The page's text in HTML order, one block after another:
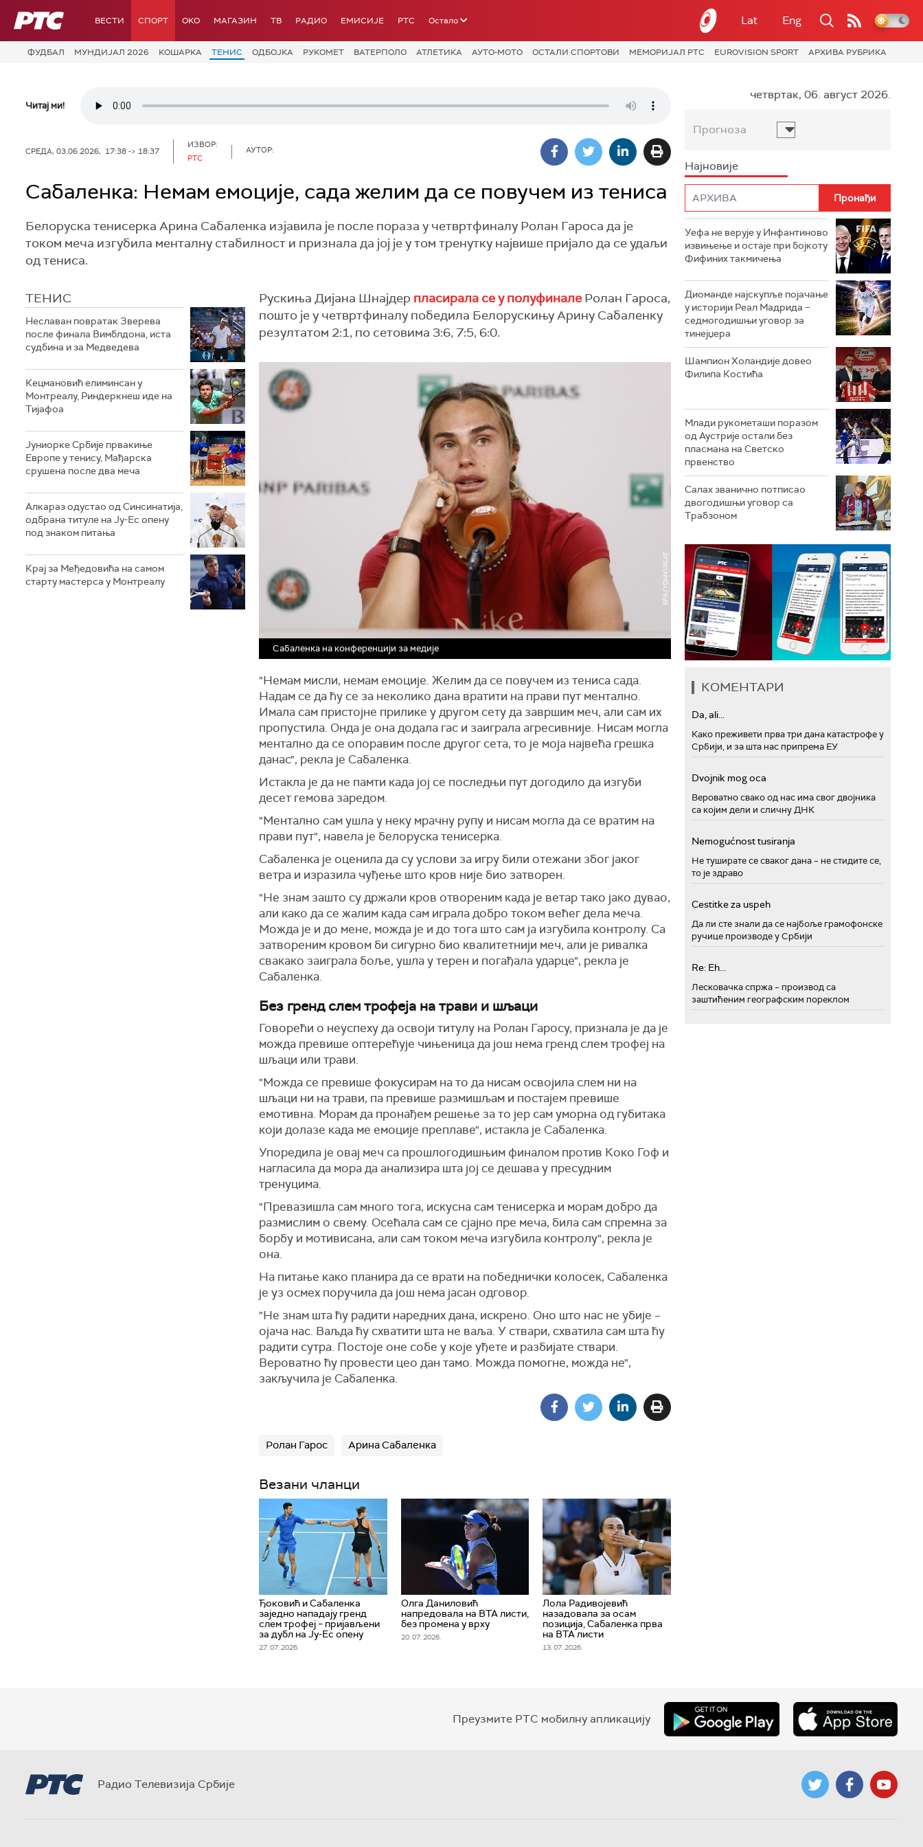
РТС ВЕСТИ СПОРТ OKO МАГАЗИН ТВ РАДИО ЕМИСИЈЕ РТС Остало Lat Eng
ФУДБАЛ МУНДИЈАЛ 2026 КОШАРКА ТЕНИС ОДБОЈКА РУКОМЕТ ВАТЕРПОЛО АТЛЕТИКА АУТО-МОТО ОСТАЛИ СПОРТОВИ МЕМОРИЈАЛ РТС EUROVISION SPORT АРХИВА РУБРИКА
Читај ми!
СРЕДА, 03.06.2026, 17:38 -> 18:37
ИЗВОР:
РТС
АУТОР:
Сабаленка: Немам емоције, сада желим да се повучем из тениса
Белоруска тенисерка Арина Сабаленка изјавила је после пораза у четвртфиналу Ролан Гароса да је
током меча изгубила менталну стабилност и признала да јој је у том тренутку највише пријало да се удаљи
од тениса.
ТЕНИС
Неславан повратак Зверева
после финала Вимблдона, иста
судбина и за Медведева
Кецмановић елиминсан у
Монтреалу, Риндеркнеш иде на
Тијафоа
Јуниорке Србије првакиње
Европе у тенису, Мађарска
срушена после два меча
Алкараз одустао од Синсинатија,
одбрана титуле на Ју-Ес опену
под знаком питања
Крај за Међедовића на самом
старту мастерса у Монтреалу
Рускиња Дијана Шнајдер пласирала се у полуфинале Ролан Гароса,
пошто је у четвртфиналу победила Белорускињу Арину Сабаленку
резултатом 2:1, по сетовима 3:6, 7:5, 6:0.
Сабаленка на конференцији за медије
"Немам мисли, немам емоције. Желим да се повучем из тениса сада.
Надам се да ћу се за неколико дана вратити на прави пут ментално.
Имала сам пристојне прилике у другом сету да завршим меч, али сам их
пропустила. Онда је она додала гас и заиграла агресивније. Нисам могла
ментално да се опоравим после другог сета, то је моја највећа грешка
данас", рекла је Сабаленка.
Истакла је да не памти када јој се последњи пут догодило да изгуби
десет гемова заредом.
"Ментално сам ушла у неку мрачну рупу и нисам могла да се вратим на
прави пут", навела је белоруска тенисерка.
Сабаленка је оценила да су услови за игру били отежани због јаког
ветра и изразила чуђење што кров није био затворен.
"Не знам зашто су држали кров отвореним када је ветар тако јако дувао,
али како да се жалим када сам играла добро током већег дела меча.
Можда је и до мене, можда је и до тога што сам ја изгубила контролу. Са
затвореним кровом би сигурно био квалитетнији меч, али је ривалка
свакако заиграла боље, ушла у терен и погађала ударце", рекла је
Сабаленка.
Без гренд слем трофеја на трави и шљаци
Говорећи о неуспеху да освоји титулу на Ролан Гаросу, признала је да је
можда превише оптерећује чињеница да још нема гренд слем трофеј на
шљаци или трави.
"Можда се превише фокусирам на то да нисам освојила слем ни на
шљаци ни на трави, па превише размишљам и постајем превише
емотивна. Морам да пронађем решење за то јер сам уморна од губитака
који долазе када ме емоције преплаве", истакла је Сабаленка.
Упоредила је овај меч са прошлогодишњим финалом против Коко Гоф и
нагласила да мора да анализира шта јој се дешава у пресудним
тренуцима.
"Превазишла сам много тога, искусна сам тенисерка и морам добро да
размислим о свему. Осећала сам се сјајно пре меча, била сам спремна за
борбу и мотивисана, али сам током меча изгубила контролу", рекла је
она.
На питање како планира да се врати на победнички колосек, Сабаленка
је уз осмех поручила да још нема јасан одговор.
"Не знам шта ћу радити наредних дана, искрено. Оно што нас не убије –
ојача нас. Ваљда ћу схватити шта не ваља. У ствари, схватила сам шта ћу
радити сутра. Постоје оне собе у које уђете и разбијате ствари.
Вероватно ћу провести цео дан тамо. Можда помогне, можда не",
закључила је Сабаленка.
Ролан Гарос Арина Сабаленка
Везани чланци
Ђоковић и Сабаленка
заједно нападају гренд
слем трофеј – пријављени
за дубл на Ју-Ес опену
27. 07. 2026.
Олга Даниловић
напредовала на ВТА листи,
без промена у врху
20. 07. 2026.
Лола Радивојевић
назадовала за осам
позиција, Сабаленка прва
на ВТА листи
13. 07. 2026.
четвртак, 06. август 2026.
Прогноза
Најновије
Уефа не верује у Инфантиново
извињење и остаје при бојкоту
Фифиних такмичења
Диоманде најскупље појачање
у историји Реал Мадрида –
седмогодишњи уговор за
тинејџера
Шампион Холандије довео
Филипа Костића
Млади рукометаши поразом
од Аустрије остали без
пласмана на Светско
првенство
Салах званично потписао
двогодишњи уговор са
Трабзоном
КОМЕНТАРИ
Da, ali...
Како преживети прва три дана катастрофе у
Србији, и за шта нас припрема ЕУ
Dvojnik mog oca
Вероватно свако од нас има свог двојника
са којим дели и сличну ДНК
Nemogućnost tusiranja
Не туширате се сваког дана – не стидите се,
то је здраво
Cestitke za uspeh
Да ли сте знали да се најбоље грамофонске
ручице производе у Србији
Re: Eh...
Лесковачка спржа – производ са
заштићеним географским пореклом
Преузмите РТС мобилну апликацију
Радио Телевизија Србије